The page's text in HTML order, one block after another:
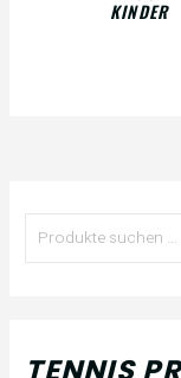
KINDER
TENNIS